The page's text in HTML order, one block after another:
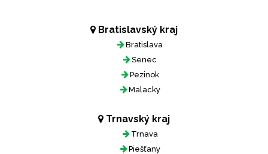
Bratislavský kraj
Bratislava
Senec
Pezinok
Malacky
Trnavský kraj
Trnava
Piešťany